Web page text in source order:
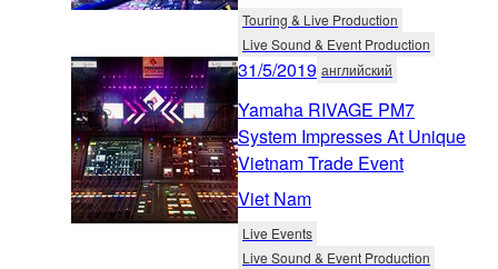
Touring & Live Production
Live Sound & Event Production
31/5/2019 английский
Yamaha RIVAGE PM7
System Impresses At Unique
Vietnam Trade Event
Viet Nam
Live Events
Live Sound & Event Production